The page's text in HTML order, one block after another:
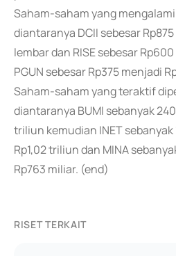
Saham-saham yang
diantaranya DCII sebesar
lembar dan RISE sebesar
PGUN sebesar Rp375 menjadi
Saham-saham yang teraktif
diantaranya BUMI sebanyak
triliun kemudian INET sebanyak
Rp1,02 triliun dan MINA
Rp763 miliar. (end)
RISET TERKAIT